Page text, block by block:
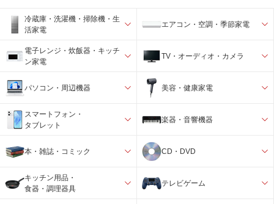
冷蔵庫・洗濯機・掃除機・生
活家電
エアコン・空調・季節家電
電子レンジ・炊飯器・キッチ
ン家電
TV・オーディオ・カメラ
パソコン・周辺機器 美容・健康家電
スマートフォン・
タブレット
楽器・音響機器
本・雑誌・コミック CD・DVD
キッチン用品・
食器・調理器具
テレビゲーム